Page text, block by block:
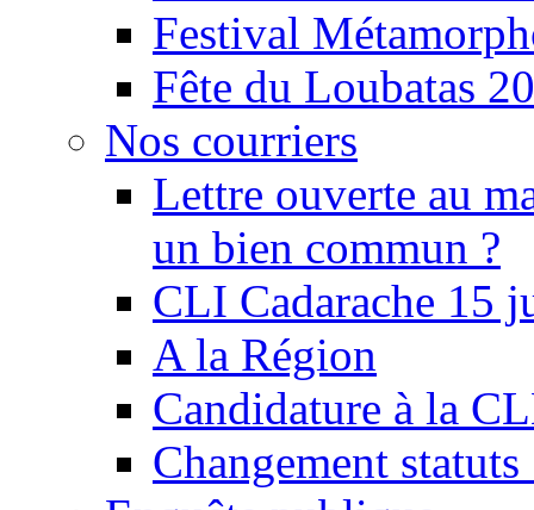
Festival
Fête du Loubatas
Nos courriers
Lettre ouverte au
un bien commun ?
CLI Cadarache 15
A la Région
Candidature à la
Changement